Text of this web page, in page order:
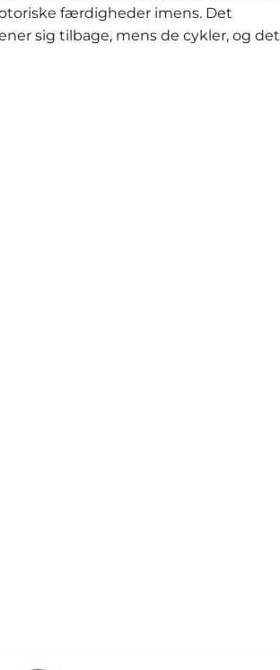
færdigheder imens. Det
sig tilbage, mens de cykler, og det